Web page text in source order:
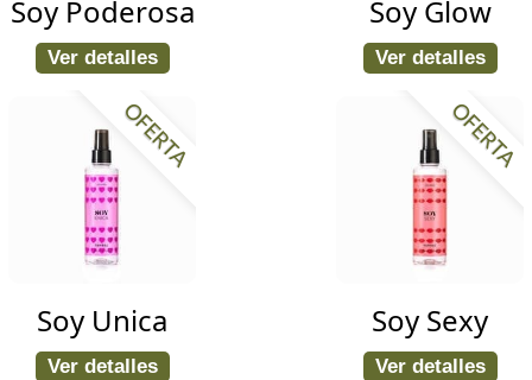
Soy Poderosa
Ver detalles
Soy Glow
Ver detalles
OFERTA
Soy Unica
Ver detalles
OFERTA
Soy Sexy
Ver detalles